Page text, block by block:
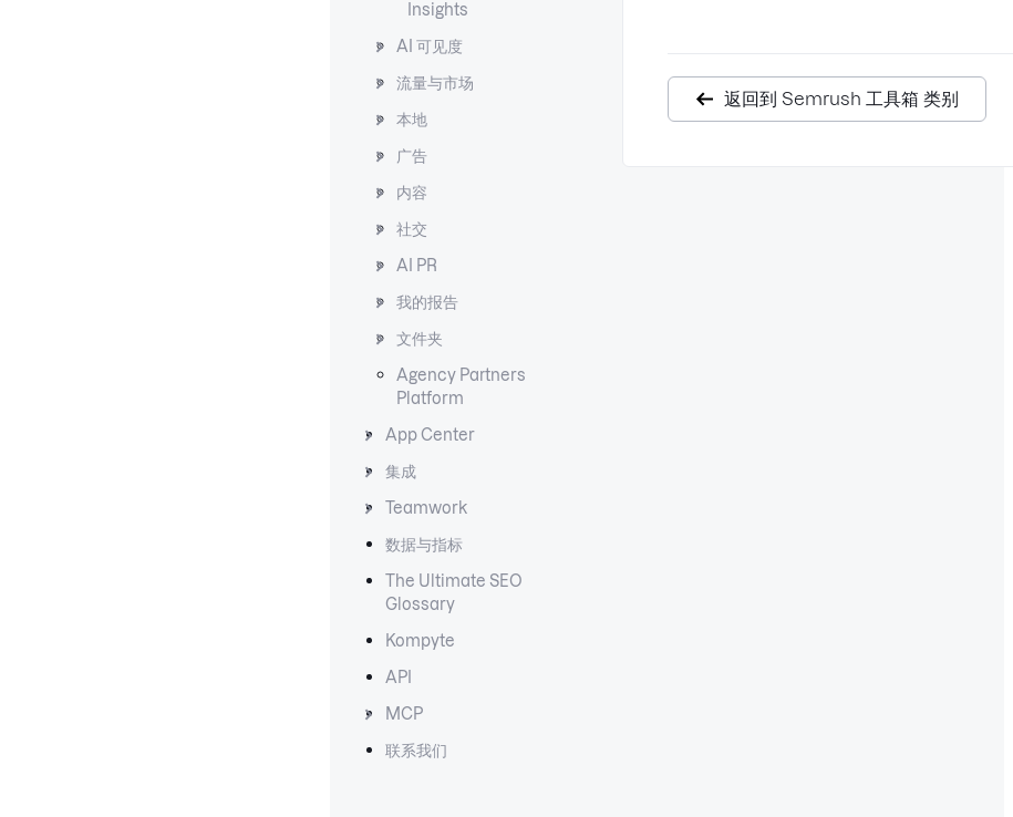
Insights
AI 可见度
流量与市场
本地
广告
内容
社交
AI PR
我的报告
文件夹
Agency Partners
Platform
App Center
集成
Teamwork
数据与指标
The Ultimate SEO
Glossary
Kompyte
API
MCP
联系我们
返回到 Semrush 工具箱 类别